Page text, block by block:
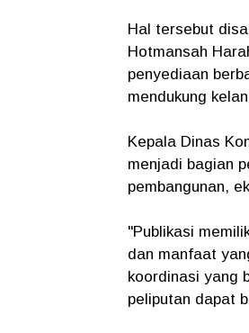
Hal tersebut
Hotmansah
penyediaan
mendukung
Kepala Dinas
menjadi bagian
pembangunan,
"Publikasi
dan manfaat
koordinasi yang
peliputan dapat